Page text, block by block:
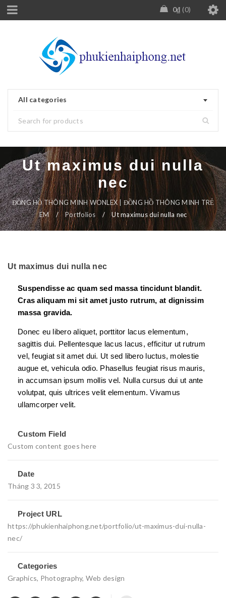
0₫ 0
All categories
Ut maximus dui nulla
nec
ĐỒNG HỒ THÔNG MINH WONLEX | ĐỒNG HỒ THÔNG MINH TRẺ
EM
/ Portfolios / Ut maximus dui nulla nec
Ut maximus dui nulla nec
Suspendisse ac quam sed massa tincidunt blandit.
Cras aliquam mi sit amet justo rutrum, at dignissim
massa gravida.
Donec eu libero aliquet, porttitor lacus elementum,
sagittis dui. Pellentesque lacus lacus, efficitur ut rutrum
vel, feugiat sit amet dui. Ut sed libero luctus, molestie
augue et, vehicula odio. Phasellus feugiat risus mauris,
in accumsan ipsum mollis vel. Nulla cursus dui ut ante
volutpat, quis ultrices velit elementum. Vivamus
ullamcorper velit.
Custom Field
Custom content goes here
Date
Tháng 3 3, 2015
Project URL
https://phukienhaiphong.net/portfolio/ut-maximus-dui-nulla-
nec/
Categories
Graphics, Photography, Web design